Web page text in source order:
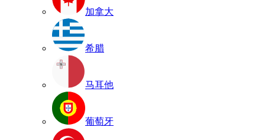
加拿大
希腊
马耳他
葡萄牙